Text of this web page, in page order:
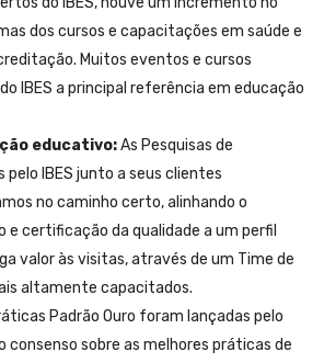
dos cursos e capacitações em saúde e
Muitos eventos e cursos
IBES a principal referência em educação
educativo:As Pesquisas de
IBES junto a seus clientes
no caminho certo, alinhando o
e certificação da qualidade a um perfil
valor às visitas, através de um Time de
altamente capacitados.
Padrão Ouro foram lançadas pelo
consenso sobre as melhores práticas de